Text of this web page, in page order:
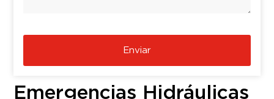
Emergencias Hidráulicas
Enviar